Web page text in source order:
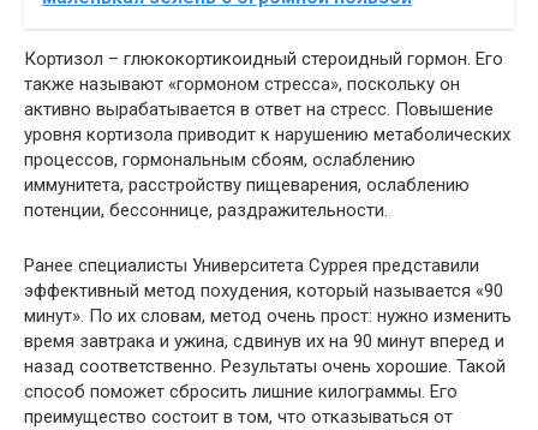
Кортизол – глюкокортикоидный стероидный гормон. Его
также называют «гормоном стресса», поскольку он
активно вырабатывается в ответ на стресс. Повышение
уровня кортизола приводит к нарушению метаболических
процессов, гормональным сбоям, ослаблению
иммунитета, расстройству пищеварения, ослаблению
потенции, бессоннице, раздражительности.
Ранее специалисты Университета Суррея представили
эффективный метод похудения, который называется «90
минут». По их словам, метод очень прост: нужно изменить
время завтрака и ужина, сдвинув их на 90 минут вперед и
назад соответственно. Результаты очень хорошие. Такой
способ поможет сбросить лишние килограммы. Его
преимущество состоит в том, что отказываться от